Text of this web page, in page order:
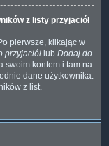
z listy przyjaciół
pierwsze, klikając w
przyjaciół lub Dodaj do
swoim kontem i tam na
dane użytkownika.
z list.